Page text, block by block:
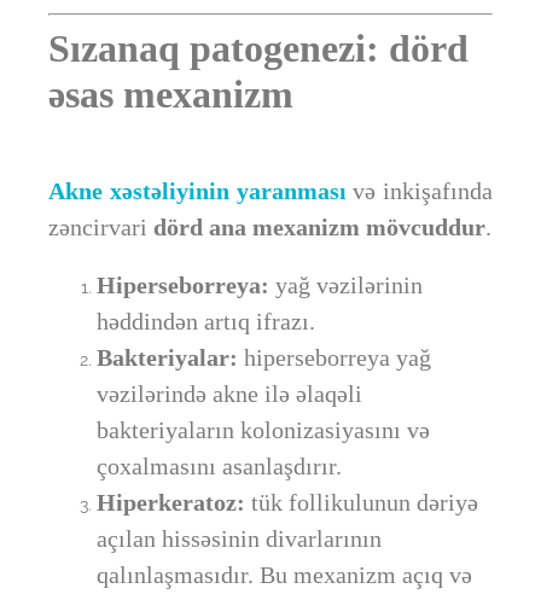
Sızanaq patogenezi: dörd
əsas mexanizm
Akne xəstəliyinin yaranması və inkişafında
zəncirvari dörd ana mexanizm mövcuddur.
Hiperseborreya: yağ vəzilərinin
həddindən artıq ifrazı.
Bakteriyalar: hiperseborreya yağ
vəzilərində akne ilə əlaqəli
bakteriyaların kolonizasiyasını və
çoxalmasını asanlaşdırır.
Hiperkeratoz: tük follikulunun dəriyə
açılan hissəsinin divarlarının
qalınlaşmasıdır. Bu mexanizm açıq və